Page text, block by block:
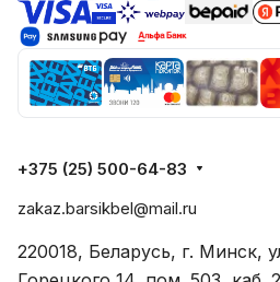
+375 (25) 500-64-83
zakaz.barsikbel@mail.ru
220018, Беларусь, г. Минск,